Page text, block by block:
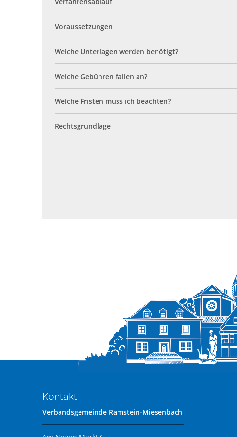
Voraussetzungen
Welche Unterlagen werden benötigt?
Welche Gebühren fallen an?
Welche Fristen muss ich beachten?
Rechtsgrundlage
Kontakt
Verbandsgemeinde Ramstein-Miesenbach